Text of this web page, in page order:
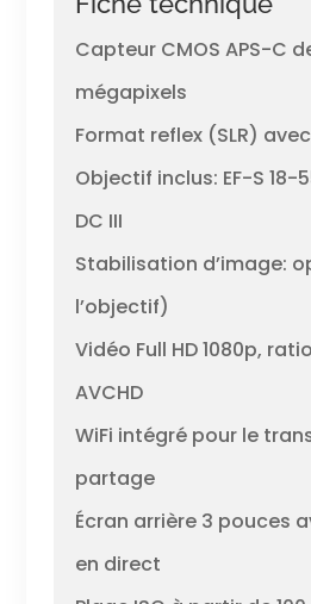
Capteur CMOS APS-C
mégapixels
Format reflex (SLR)
Objectif inclus: EF-S
DC III
Stabilisation d’image:
l’objectif)
Vidéo Full HD 1080p,
AVCHD
WiFi intégré pour le
partage
Écran arrière 3 pouces
en direct